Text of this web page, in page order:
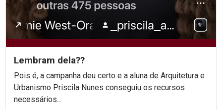
Lembram dela??
Pois é, a campanha deu certo e a aluna de Arquitetura e
Urbanismo Priscila Nunes conseguiu os recursos
necessários...